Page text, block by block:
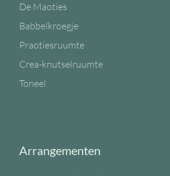
De Maoties
Babbelkroegje
Praotiesruumte
Crea-knutselruumte
Toneel
Arrangementen